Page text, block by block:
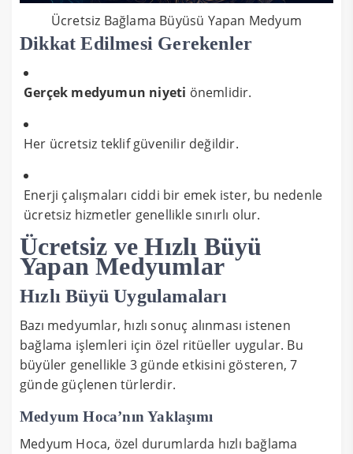
Ücretsiz Bağlama Büyüsü Yapan Medyum
Dikkat Edilmesi Gerekenler
Gerçek medyumun niyeti önemlidir.
Her ücretsiz teklif güvenilir değildir.
Enerji çalışmaları ciddi bir emek ister, bu nedenle
ücretsiz hizmetler genellikle sınırlı olur.
Ücretsiz ve Hızlı Büyü
Yapan Medyumlar
Hızlı Büyü Uygulamaları
Bazı medyumlar, hızlı sonuç alınması istenen
bağlama işlemleri için özel ritüeller uygular. Bu
büyüler genellikle 3 günde etkisini gösteren, 7
günde güçlenen türlerdir.
Medyum Hoca’nın Yaklaşımı
Medyum Hoca, özel durumlarda hızlı bağlama